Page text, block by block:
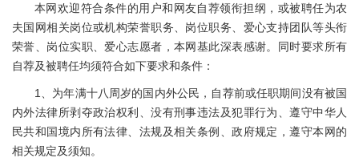
本网欢迎符合条件的用户和网友自荐领衔担纲，或被聘任为农
夫国网相关岗位或机构荣誉职务、岗位职务、爱心支持团队等头衔
荣誉、岗位实职、爱心志愿者，本网基此深表感谢。同时要求所有
自荐及被聘任均须符合如下要求和条件：
1、为年满十八周岁的国内外公民，自荐前或任职期间没有被国
内外法律所剥夺政治权利、没有刑事违法及犯罪行为、遵守中华人
民共和国境内所有法律、法规及相关条例、政府规定，遵守本网的
相关规定及须知。